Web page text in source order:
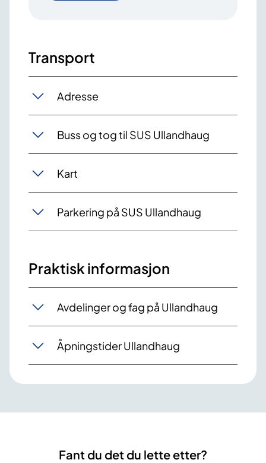
Transport
Adresse
Buss og tog til SUS Ullandhaug
Kart
Parkering på SUS Ullandhaug
Praktisk informasjon
Avdelinger og fag på Ullandhaug
Åpningstider Ullandhaug
Fant du det du lette etter?